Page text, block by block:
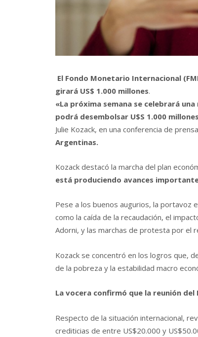
El Fondo Monetario Internacional
girará US$ 1.000 millones.
«La próxima semana se celebrará
podrá desembolsar U$S 1.000
Julie Kozack, en una conferencia de
Argentinas.
Kozack destacó la marcha del plan
está produciendo avances
Pese a los buenos augurios, la portavoz
como la caída de la recaudación, el
Adorni, y las marchas de protesta por el
Kozack se concentró en los logros que,
de la pobreza y la estabilidad macro
La vocera confirmó que la reunión
Respecto de la situación internacional,
crediticias de entre US$20.000 y